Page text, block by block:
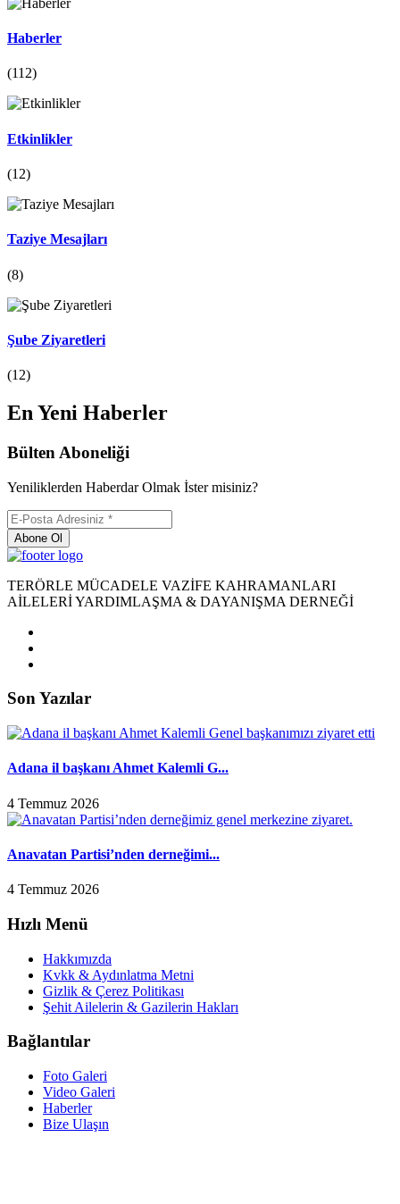
Haberler
(112)
Etkinlikler
(12)
Taziye Mesajları
(8)
Şube Ziyaretleri
(12)
En Yeni Haberler
Bülten Aboneliği
Yeniliklerden Haberdar Olmak İster misiniz?
Abone Ol
TERÖRLE MÜCADELE VAZİFE KAHRAMANLARI
AİLELERİ YARDIMLAŞMA & DAYANIŞMA DERNEĞİ
Son Yazılar
Adana il başkanı Ahmet Kalemli G...
4 Temmuz 2026
Anavatan Partisi’nden derneğimi...
4 Temmuz 2026
Hızlı Menü
Hakkımızda
Kvkk & Aydınlatma Metni
Gizlik & Çerez Politikası
Şehit Ailelerin & Gazilerin Hakları
Bağlantılar
Foto Galeri
Video Galeri
Haberler
Bize Ulaşın